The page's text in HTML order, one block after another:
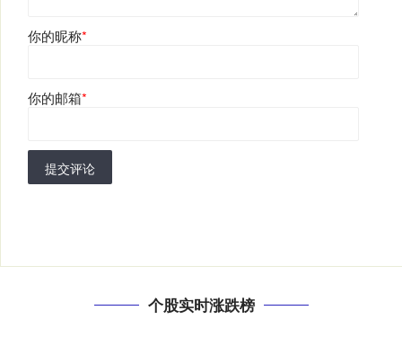
你的昵称*
你的邮箱*
提交评论
个股实时涨跌榜